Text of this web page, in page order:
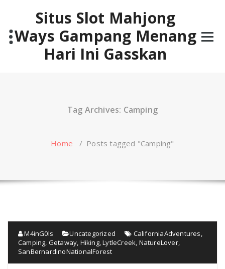
Situs Slot Mahjong
Ways Gampang Menang
Hari Ini Gasskan
Tag Archives: Camping
Home / Posts tagged "Camping"
M4inG0ls Uncategorized CaliforniaAdventures
Camping Getaway Hiking,LytleCreek NatureLover,
SanBernardinoNationalForest